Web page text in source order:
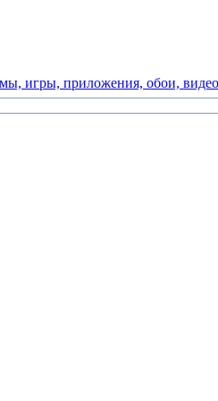
игры, приложения, обои, видео